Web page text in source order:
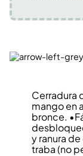
Cerradura
mango en
bronce.
y ranura
traba (no